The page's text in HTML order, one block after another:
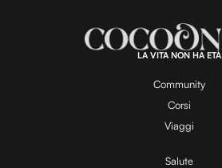
LA VITA NON HA ETÀ
Community
Corsi
Viaggi
Salute